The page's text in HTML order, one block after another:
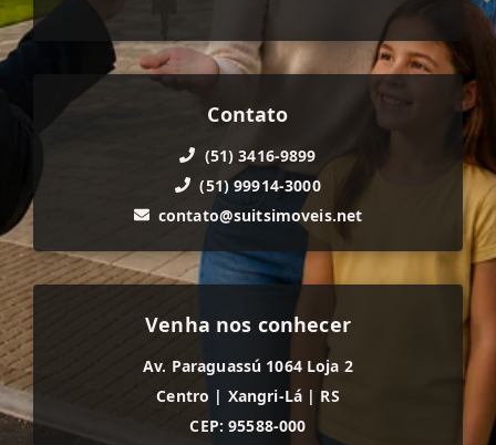
Contato
(51) 3416-9899
(51) 99914-3000
contato@suitsimoveis.net
Venha nos conhecer
Av. Paraguassú 1064 Loja 2
Centro | Xangri-Lá | RS
CEP: 95588-000